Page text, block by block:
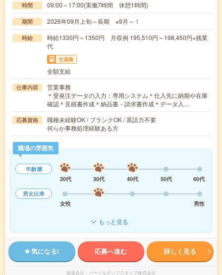
時間 09:00～17:00(実働7時間 休憩1時間)
期間 2026年09月上旬～長期 ※9月～！
時給
時給1330円～1350円 月収例 195,510円～198,450円+残業
代
交通費
全額支給
仕事内容
営業事務
＊受発注データの入力：専用システム＊仕入先に納期や在庫
確認＊見積書作成＊納品書・請求書作成＊データ入…
応募資格
職種未経験OK / ブランクOK / 英語力不要
何らか事務処理経験ある方
職場の雰囲気
年齢層
20代
30代 40代 50代
60代
男女比率
女性
男性
もっと見る
気になる! 応募へ進む 詳しく見る
派遣会社 パーソルテンプスタッフ株式会社